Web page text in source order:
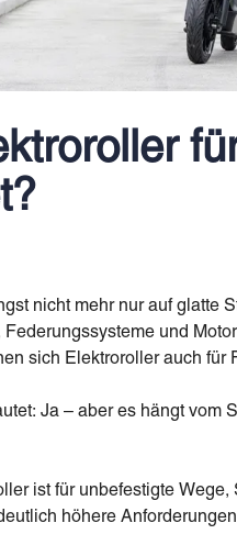
nicht mehr nur auf glatte
Federungssysteme und
sich Elektroroller auch für
Ja – aber es hängt vom
ist für unbefestigte
höhere